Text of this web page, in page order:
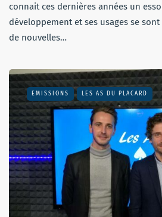
connait ces dernières années un
développement et ses usages se
de nouvelles…
EMISSIONS LES AS DU PLACARD